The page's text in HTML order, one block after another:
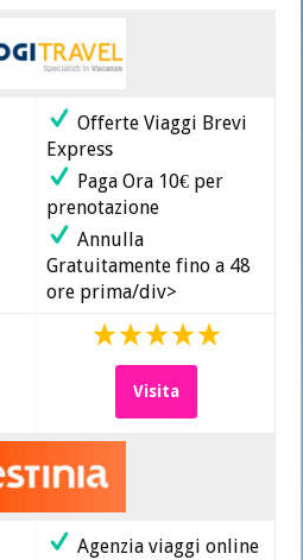
Offerte Viaggi Brevi
Express
Paga Ora 10€ per
prenotazione
Annulla
Gratuitamente fino a 48
ore prima/div>
Visita
Agenzia viaggi online